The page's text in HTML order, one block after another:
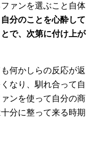
ァンを選ぶこと自体
自分のことを心酔して
で、次第に付け上が
何かしらの反応が返
なり、馴れ合って自
ンを使って自分の商
分に整って来る時期